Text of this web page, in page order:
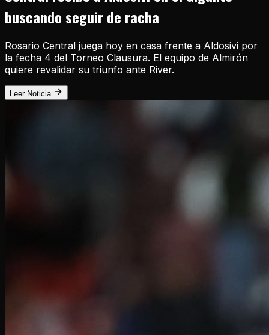
buscando seguir de racha
Rosario Central juega hoy en casa frente a Aldosivi por
la fecha 4 del Torneo Clausura. El equipo de Almirón
quiere revalidar su triunfo ante River.
Leer Noticia